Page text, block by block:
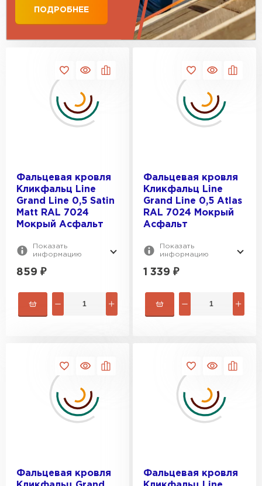
ПОДРОБНЕЕ
Фальцевая кровля
Кликфальц Line
Grand Line 0,5 Satin
Matt RAL 7024
Мокрый Асфальт
Показать
информацию
859 ₽
Фальцевая кровля
Кликфальц Line
Grand Line 0,5 Atlas
RAL 7024 Мокрый
Асфальт
Показать
информацию
1 339 ₽
Фальцевая кровля
Фальцевая кровля
Гибкая черепица